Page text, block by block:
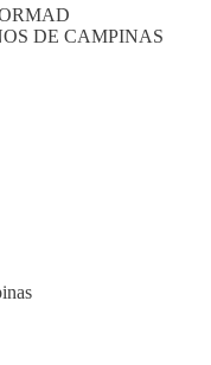
DE CAMPINAS